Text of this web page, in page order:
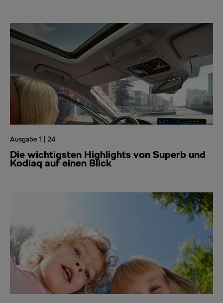
Ausgabe 1 | 24
Die wichtigsten Highlights von Superb und
Kodiaq auf einen Blick